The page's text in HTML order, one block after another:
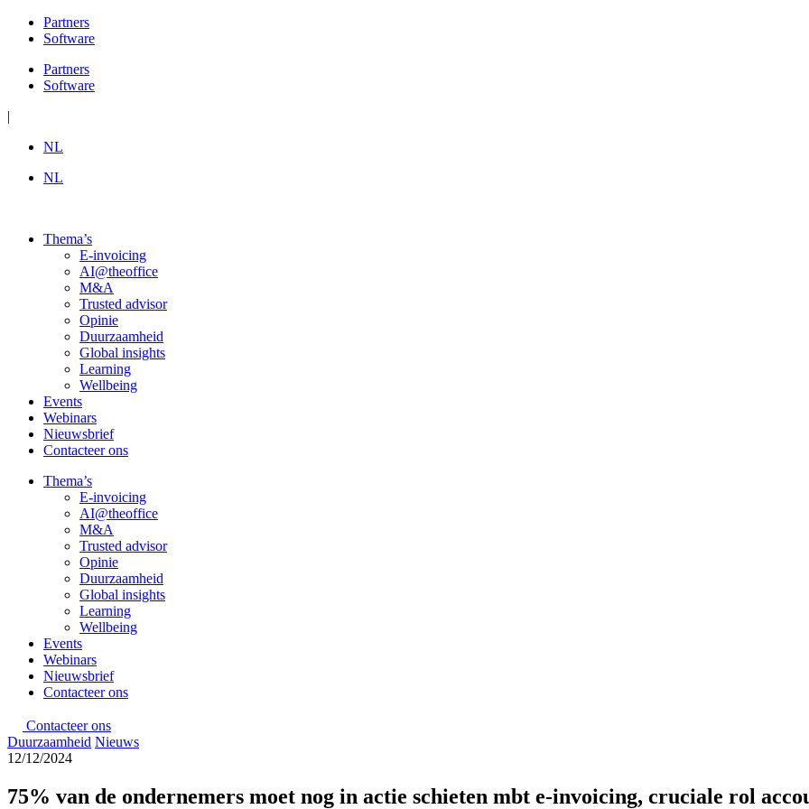
naar
inhoud
Partners
Software
Partners
Software
|
NL
NL
Thema’s
E-invoicing
AI@theoffice
M&A
Trusted advisor
Opinie
Duurzaamheid
Global insights
Learning
Wellbeing
Events
Webinars
Nieuwsbrief
Contacteer ons
Thema’s
E-invoicing
AI@theoffice
M&A
Trusted advisor
Opinie
Duurzaamheid
Global insights
Learning
Wellbeing
Events
Webinars
Nieuwsbrief
Contacteer ons
Contacteer ons
Duurzaamheid Nieuws
12/12/2024
75% van de ondernemers moet nog in actie schieten mbt e-invoicing, cruciale rol